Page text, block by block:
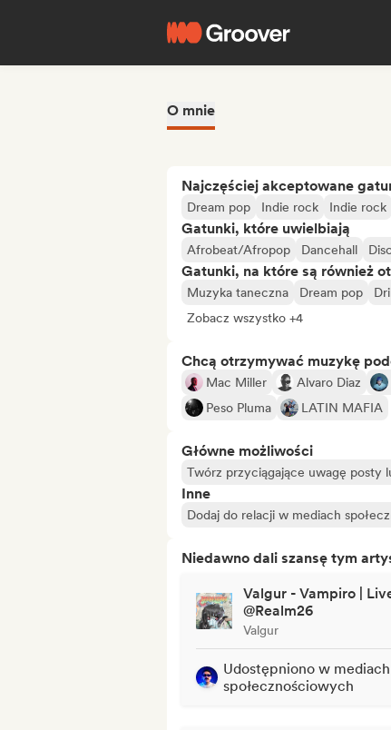
O mnie
Najczęściej akceptowane
Dream pop Indie rock Indie rock
Gatunki, które uwielbiają
Afrobeat/Afropop Dancehall
Gatunki, na które są również
Muzyka taneczna Dream pop
Zobacz wszystko +4
Chcą otrzymywać muzykę
Mac Miller Alvaro Diaz
Peso Pluma
LATIN MAFIA
Główne możliwości
Twórz przyciągające uwagę posty
Inne
Dodaj do relacji w mediach
Niedawno dali szansę tym
Valgur - Vampiro |
@Realm26
Valgur
Udostępniono w mediach
społecznościowych